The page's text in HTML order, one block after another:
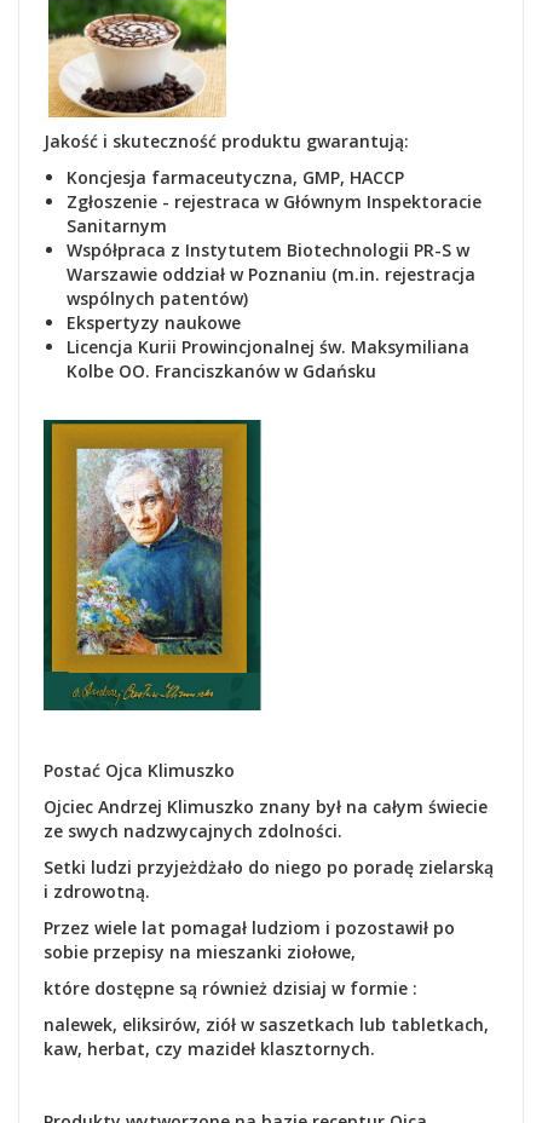
Jakość i skuteczność produktu gwarantują:
Koncjesja farmaceutyczna, GMP, HACCP
Zgłoszenie - rejestraca w Głównym Inspektoracie
Sanitarnym
Współpraca z Instytutem Biotechnologii PR-S w
Warszawie oddział w Poznaniu (m.in. rejestracja
wspólnych patentów)
Ekspertyzy naukowe
Licencja Kurii Prowincjonalnej św. Maksymiliana
Kolbe OO. Franciszkanów w Gdańsku
Postać Ojca Klimuszko
Ojciec Andrzej Klimuszko znany był na całym świecie
ze swych nadzwycajnych zdolności.
Setki ludzi przyjeżdżało do niego po poradę zielarską
i zdrowotną.
Przez wiele lat pomagał ludziom i pozostawił po
sobie przepisy na mieszanki ziołowe,
które dostępne są również dzisiaj w formie :
nalewek, eliksirów, ziół w saszetkach lub tabletkach,
kaw, herbat, czy mazideł klasztornych.